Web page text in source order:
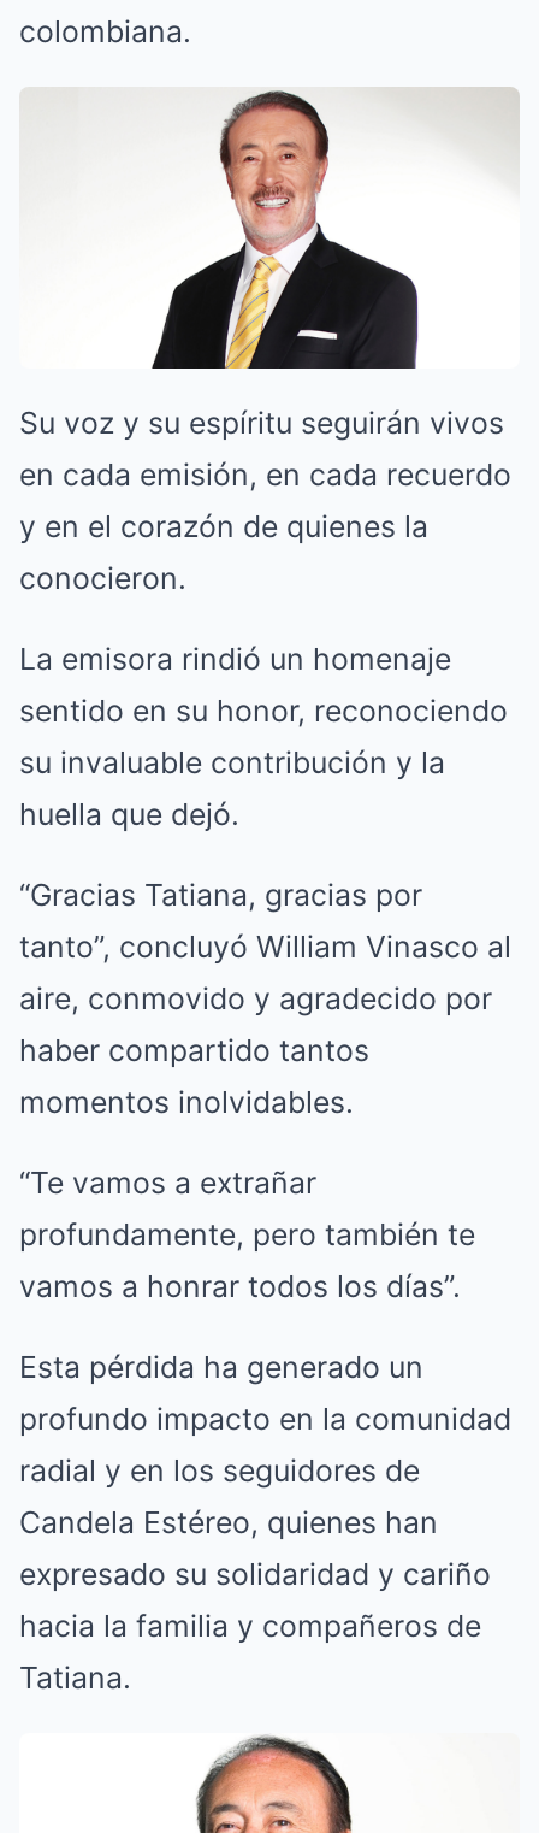
colombiana.
Su voz y su espíritu seguirán vivos
en cada emisión, en cada recuerdo
y en el corazón de quienes la
conocieron.
La emisora rindió un homenaje
sentido en su honor, reconociendo
su invaluable contribución y la
huella que dejó.
“Gracias Tatiana, gracias por
tanto”, concluyó William Vinasco al
aire, conmovido y agradecido por
haber compartido tantos
momentos inolvidables.
“Te vamos a extrañar
profundamente, pero también te
vamos a honrar todos los días”.
Esta pérdida ha generado un
profundo impacto en la comunidad
radial y en los seguidores de
Candela Estéreo, quienes han
expresado su solidaridad y cariño
hacia la familia y compañeros de
Tatiana.